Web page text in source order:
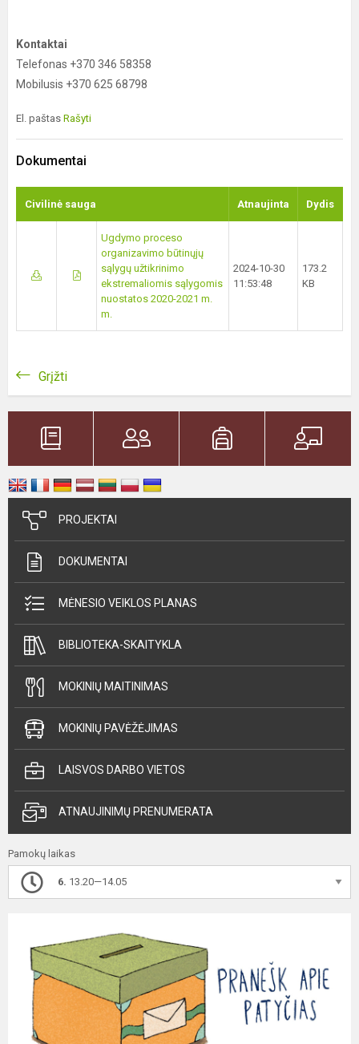
Kontaktai
Telefonas +370 346 58358
Mobilusis +370 625 68798
El. paštas Rašyti
Dokumentai
Civilinė sauga Atnaujinta Dydis
Ugdymo proceso
organizavimo būtinųjų
sąlygų užtikrinimo
ekstremaliomis sąlygomis
nuostatos 2020-2021 m.
m.
2024-10-30
11:53:48
173.2
KB
Grįžti
PROJEKTAI
DOKUMENTAI
MĖNESIO VEIKLOS PLANAS
BIBLIOTEKA-SKAITYKLA
MOKINIŲ MAITINIMAS
MOKINIŲ PAVĖŽĖJIMAS
LAISVOS DARBO VIETOS
ATNAUJINIMŲ PRENUMERATA
Pamokų laikas
6. 13.20—14.05